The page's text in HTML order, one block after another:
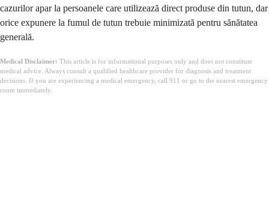
cazurilor apar la persoanele care utilizează direct produse din tutun, dar
orice expunere la fumul de tutun trebuie minimizată pentru sănătatea
generală.
Medical Disclaimer: This article is for informational purposes only and does not constitute
medical advice. Always consult a qualified healthcare provider for diagnosis and treatment
decisions. If you are experiencing a medical emergency, call 911 or go to the nearest emergency
room immediately.